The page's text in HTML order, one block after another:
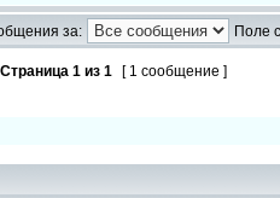
за: Поле
Страница 1 из 1 [ 1 сообщение ]